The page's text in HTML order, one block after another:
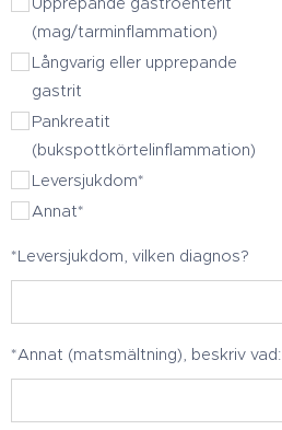
(mag/tarminflammation)
Långvarig eller upprepande
gastrit
Pankreatit
(bukspottkörtelinflammation)
Leversjukdom*
Annat*
*Leversjukdom, vilken diagnos?
*Annat (matsmältning), beskriv vad: